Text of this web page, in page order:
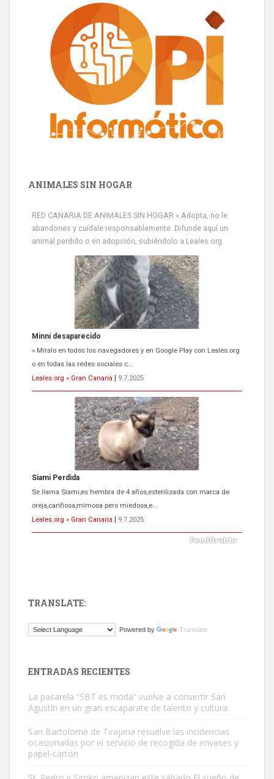
ANIMALES SIN HOGAR
RED CANARIA DE ANIMALES SIN HOGAR » Adopta, no le
abandones y cuídale responsablemente. Difunde aquí un
animal perdido o en adopción, subiéndolo a Leales.org
Siami Perdida
Se llama Siami,es hembra de 4 años,esterilizada con marca de
oreja,cariñosa,mimosa pero miedosa,e...
Leales.org » Gran Canaria
9.7.2025
ADOPCIÓN URGENTE GATA TEROR GRAN CANARIA
El ayuntamiento se va a llevar a Los Gatos callejeros de la zona los
próximos días, ella incluida...
Leales.org » Gran Canaria
9.7.2025
Este gato macho ha aparecido en la calle hace menos de un mes,
Adopción urgente
Busco adopción responsable para mi perra. Pastor alemán,
TRANSLATE:
Powered by Translate
ENTRADAS RECIENTES
La pasarela “SBT es moda” vuelve a convertir San
Agustín en un gran escaparate de talento y cultura.
San Bartolomé de Tirajana resuelve las incidencias
ocasionadas por el servicio de recogida de envases y
papel-cartón